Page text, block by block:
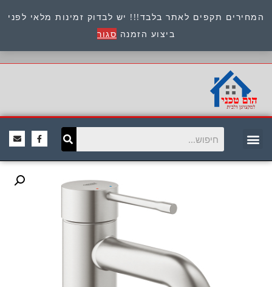
המחירים תקפים לאתר בלבד!!! יש לבדוק זמינות מלאי לפני
ביצוע הזמנה סגור
כתובת : היוזמים 9 אור יהודה שירות לקוחות 054-
8945722